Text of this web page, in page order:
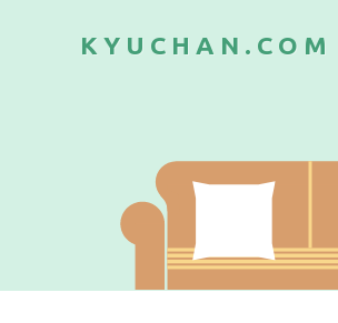
K Y U C H A N . C O M